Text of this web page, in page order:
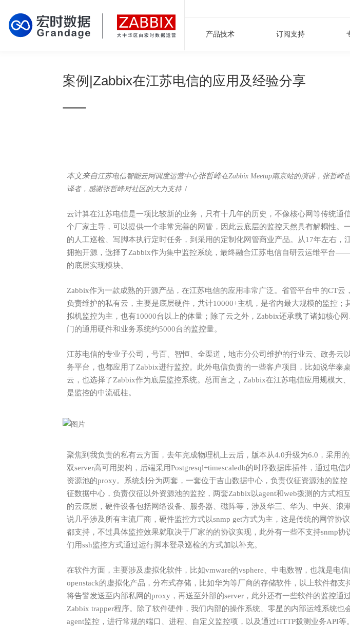
产品技术 订阅支持
案例|Zabbix在江苏电信的应用及经验分享
本文来自江苏电信智能云网调度运营中心张哲峰在Zabbix Meetup南京站的演讲，张哲峰
译者， 感谢张哲峰对社区的大力支持！
云计算在江苏电信是一项比较新的业务，只有十几年的历史，不像核心网等传统通
个厂家主导，可以提供一个非常完善的网管，因此云底层的监控天然具有解耦性。
的人工巡检、写脚本执行定时任务，到采用的定制化网管商业产品。从17年左右，
拥抱开源，选择了Zabbix作为集中监控系统，最终融合江苏电信自研云运维平台
的底层实现模块。
Zabbix作为一款成熟的开源产品，在江苏电信的应用非常广泛。省管平台中的CT云
负责维护的私有云，主要是底层硬件，共计10000+主机，是省内最大规模的监控；
拟机监控为主，也有10000台以上的体量；除了云之外，Zabbix还承载了诸如核心
门的通用硬件和业务系统约5000台的监控量。
江苏电信的专业子公司，号百、智恒、全渠道，地市分公司维护的行业云、政务云
务平台，也都应用了Zabbix进行监控。此外电信负责的一些客户项目，比如说华泰
云，也选择了Zabbix作为底层监控系统。总而言之，Zabbix在江苏电信应用规模大
是监控的中流砥柱。
聚焦到我负责的私有云方面，去年完成物理机上云后，版本从4.0升级为6.0，采用
双server高可用架构，后端采用Postgresql+timescaledb的时序数据库插件，通过电
资源池的proxy。系统划分为两套，一套位于吉山数据中心，负责仪征资源池的监控
征数据中心，负责仪征以外资源池的监控，两套Zabbix以agent和web拨测的方式相
的云底层，硬件设备包括网络设备、服务器、磁阵等，涉及华三、华为、中兴、浪
说几乎涉及所有主流厂商，硬件监控方式以snmp get方式为主，这是传统的网管协
都支持，不过具体监控效果就取决于厂家的的协议实现，此外有一些不支持snmp协
们用ssh监控方式通过运行脚本登录巡检的方式加以补充。
在软件方面，主要涉及虚拟化软件，比如vmware的vsphere、中电数智，也就是电
openstack的虚拟化产品，分布式存储，比如华为等厂商的存储软件，以上软件都支
将告警发送至内部私网的proxy，再送至外部的server，此外还有一些软件的监控通
Zabbix trapper程序。除了软件硬件，我们内部的操作系统、零星的内部运维系统也
agent监控，进行常规的端口、进程、自定义监控项，以及通过HTTP拨测业务API等。